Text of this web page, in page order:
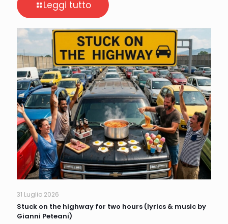
Leggi tutto
31 Luglio 2026
Stuck on the highway for two hours (lyrics & music by
Gianni Peteani)